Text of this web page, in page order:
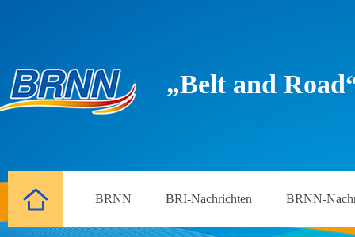
„Belt and
BRNN BRI-Nachrichten BRNN-